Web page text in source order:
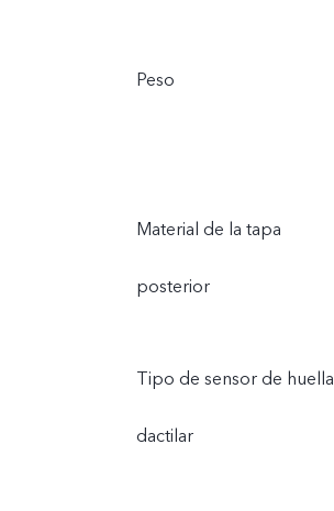
Peso
Material de la tapa
posterior
Tipo de sensor de huella
dactilar